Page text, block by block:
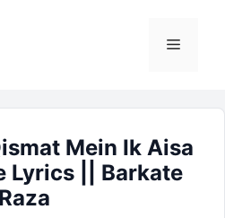
Menu
Mein Ik Aisa
Lyrics || Barkate
Raza